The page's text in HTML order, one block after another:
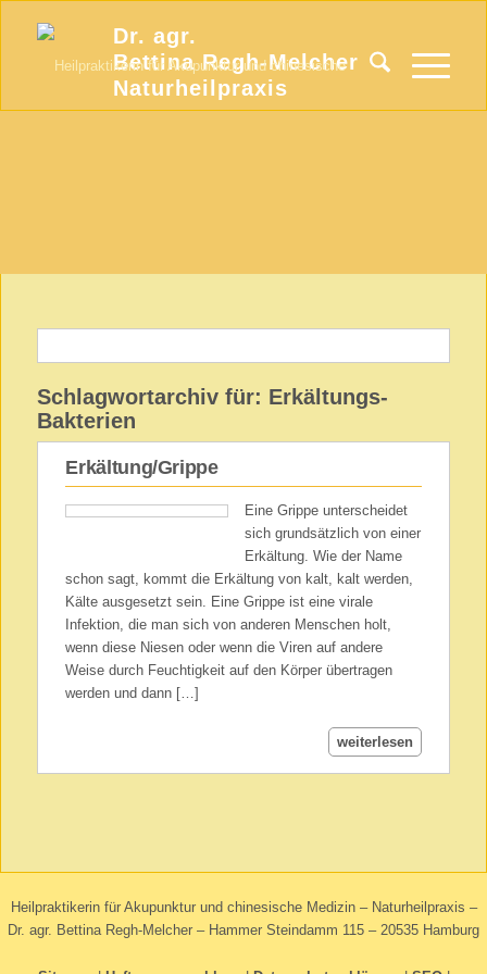
Dr. agr.
Bettina Regh-Melcher
Naturheilpraxis
Schlagwortarchiv für: Erkältungs-
Bakterien
Erkältung/Grippe
Eine Grippe unterscheidet
sich grundsätzlich von einer
Erkältung. Wie der Name
schon sagt, kommt die Erkältung von kalt, kalt werden,
Kälte ausgesetzt sein. Eine Grippe ist eine virale
Infektion, die man sich von anderen Menschen holt,
wenn diese Niesen oder wenn die Viren auf andere
Weise durch Feuchtigkeit auf den Körper übertragen
werden und dann […]
weiterlesen
Heilpraktikerin für Akupunktur und chinesische Medizin – Naturheilpraxis –
Dr. agr. Bettina Regh-Melcher – Hammer Steindamm 115 – 20535 Hamburg